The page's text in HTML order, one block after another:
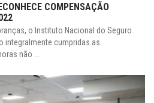
COMPENSAÇÃO
o Instituto Nacional do Seguro
integralmente cumpridas as
não ...